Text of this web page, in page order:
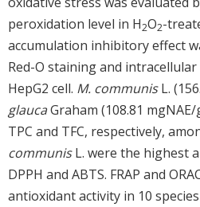
peroxidation level in H2O2-
accumulation inhibitory effect
Red-O staining and
HepG2 cell. M. communisL.
glaucaGraham (108.81
TPC and TFC, respectively,
communisL. were the highest
DPPH and ABTS. FRAP and
antioxidant activity in 10